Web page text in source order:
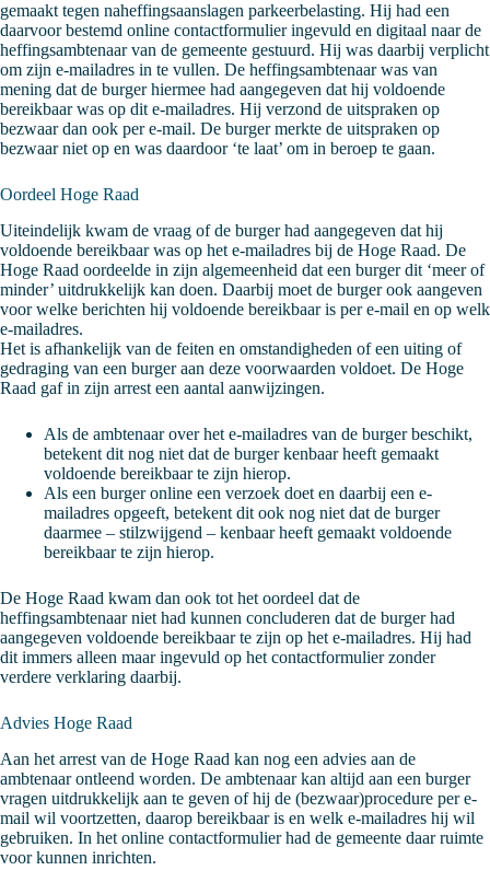
gemaakt tegen naheffingsaanslagen parkeerbelasting. Hij had een
daarvoor bestemd online contactformulier ingevuld en digitaal naar de
heffingsambtenaar van de gemeente gestuurd. Hij was daarbij verplicht
om zijn e-mailadres in te vullen. De heffingsambtenaar was van
mening dat de burger hiermee had aangegeven dat hij voldoende
bereikbaar was op dit e-mailadres. Hij verzond de uitspraken op
bezwaar dan ook per e-mail. De burger merkte de uitspraken op
bezwaar niet op en was daardoor ‘te laat’ om in beroep te gaan.
Oordeel Hoge Raad
Uiteindelijk kwam de vraag of de burger had aangegeven dat hij
voldoende bereikbaar was op het e-mailadres bij de Hoge Raad. De
Hoge Raad oordeelde in zijn algemeenheid dat een burger dit ‘meer of
minder’ uitdrukkelijk kan doen. Daarbij moet de burger ook aangeven
voor welke berichten hij voldoende bereikbaar is per e-mail en op welk
e-mailadres.
Het is afhankelijk van de feiten en omstandigheden of een uiting of
gedraging van een burger aan deze voorwaarden voldoet. De Hoge
Raad gaf in zijn arrest een aantal aanwijzingen.
Als de ambtenaar over het e-mailadres van de burger beschikt,
betekent dit nog niet dat de burger kenbaar heeft gemaakt
voldoende bereikbaar te zijn hierop.
Als een burger online een verzoek doet en daarbij een e-
mailadres opgeeft, betekent dit ook nog niet dat de burger
daarmee – stilzwijgend – kenbaar heeft gemaakt voldoende
bereikbaar te zijn hierop.
De Hoge Raad kwam dan ook tot het oordeel dat de
heffingsambtenaar niet had kunnen concluderen dat de burger had
aangegeven voldoende bereikbaar te zijn op het e-mailadres. Hij had
dit immers alleen maar ingevuld op het contactformulier zonder
verdere verklaring daarbij.
Advies Hoge Raad
Aan het arrest van de Hoge Raad kan nog een advies aan de
ambtenaar ontleend worden. De ambtenaar kan altijd aan een burger
vragen uitdrukkelijk aan te geven of hij de (bezwaar)procedure per e-
mail wil voortzetten, daarop bereikbaar is en welk e-mailadres hij wil
gebruiken. In het online contactformulier had de gemeente daar ruimte
voor kunnen inrichten.